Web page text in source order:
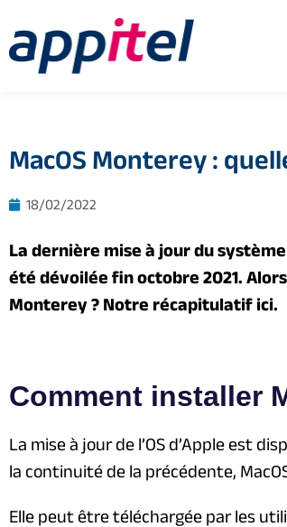
MacOS Monterey :
18/02/2022
La dernière mise à jour du
été dévoilée fin octobre 2021.
Monterey ? Notre récapitulatif ici.
Comment installer
La mise à jour de l’OS d’Apple est
la continuité de la précédente,
Elle peut être téléchargée par les